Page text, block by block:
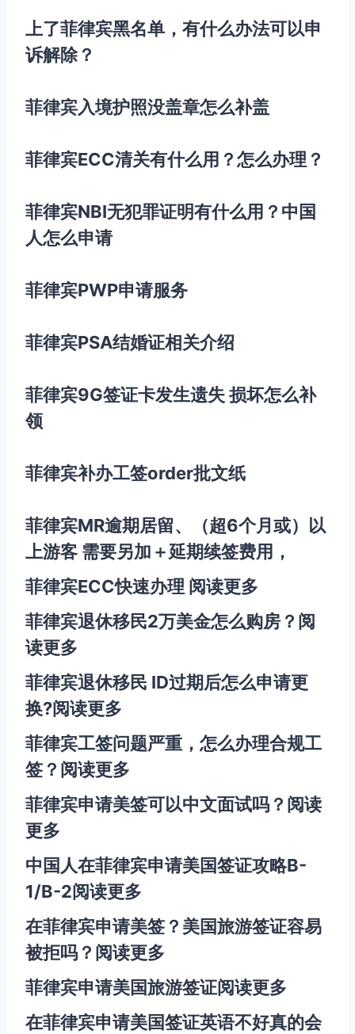
上了菲律宾黑名单，有什么办法可以申
诉解除？
菲律宾入境护照没盖章怎么补盖
菲律宾ECC清关有什么用？怎么办理？
菲律宾NBI无犯罪证明有什么用？中国
人怎么申请
菲律宾PWP申请服务
菲律宾PSA结婚证相关介绍
菲律宾9G签证卡发生遗失 损坏怎么补
领
菲律宾补办工签order批文纸
菲律宾MR逾期居留、（超6个月或）以
上游客 需要另加＋延期续签费用，
菲律宾ECC快速办理 阅读更多
菲律宾退休移民2万美金怎么购房？ 阅
读更多
菲律宾退休移民 ID过期后怎么申请更
换?阅读更多
菲律宾工签问题严重，怎么办理合规工
签？ 阅读更多
菲律宾申请美签可以中文面试吗？ 阅读
更多
中国人在菲律宾申请美国签证攻略B-
1/B-2阅读更多
在菲律宾申请美签？美国旅游签证容易
被拒吗？ 阅读更多
菲律宾申请美国旅游签证阅读更多
在菲律宾申请美国签证英语不好真的会